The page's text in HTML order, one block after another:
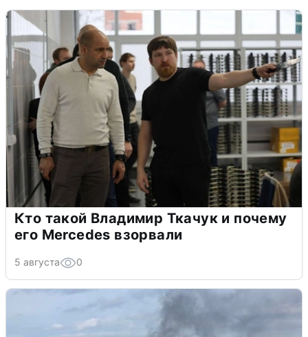
Кто такой Владимир Ткачук и почему
его Mercedes взорвали
5 августа 0